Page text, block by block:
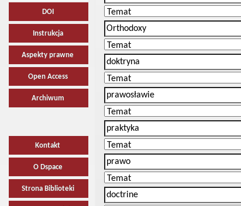
DOI
Instrukcja
Aspekty prawne
Open Access
Archiwum
Kontakt
O Dspace
Strona Biblioteki